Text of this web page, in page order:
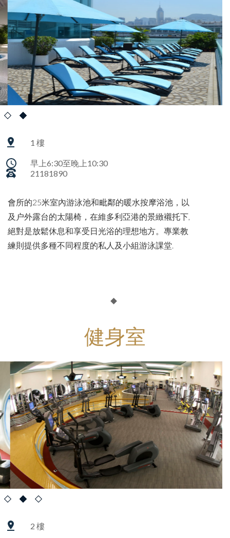
1 樓
早上6:30至晚上10:30
21181890
會所的25米室內游泳池和毗鄰的暖水按摩浴池，以
及户外露台的太陽椅，在維多利亞港的景緻襯托下,
絕對是放鬆休息和享受日光浴的理想地方。專業教
練則提供多種不同程度的私人及小組游泳課堂.
健身室
2 樓